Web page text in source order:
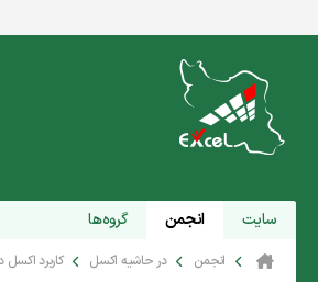
سایت انجمن گروه‌ها
انجمن در حاشیه اکسل کاربرد